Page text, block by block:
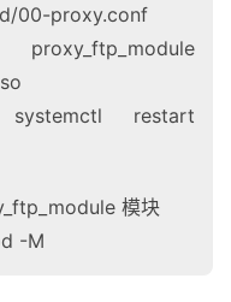
00-proxy.conf
restart
模块
-M